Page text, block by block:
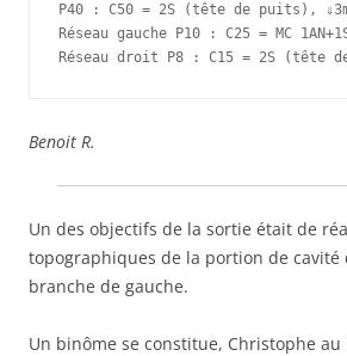
P40 : C50 = 2S (tête de puits),
Réseau gauche P10 : C25 = MC
Réseau droit P8 : C15 = 2S (tête
Benoit R.
Un des objectifs de la sortie était de
topographiques de la portion de cavité
branche de gauche.
Un binôme se constitue, Christophe au